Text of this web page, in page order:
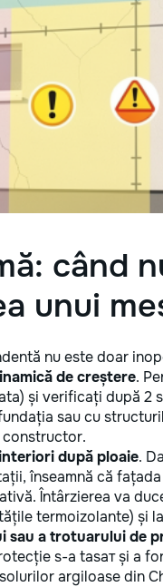
când
unui
nu este doar
de creștere.
și verificați după 2
sau cu
constructor.
după ploaie.
înseamnă că
Întârzierea va
termoizolante) și
sau a trotuarului de
s-a tasат și a
argiloase din